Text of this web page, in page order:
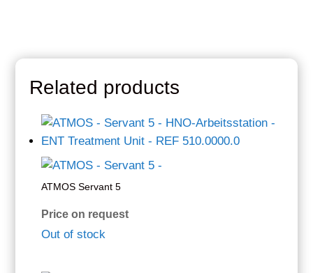
Related products
ATMOS Servant 5
Price on request
Out of stock